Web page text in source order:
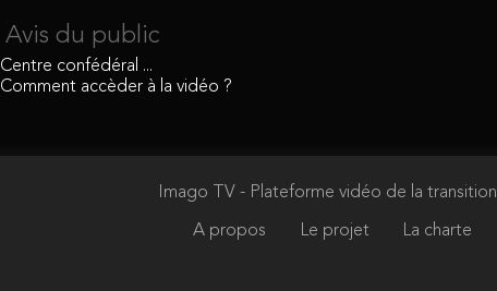
Avis du public
Centre confédéral ...
Comment accèder à la vidéo ?
Imago TV - Plateforme vidéo de la transition
A propos Le projet La charte